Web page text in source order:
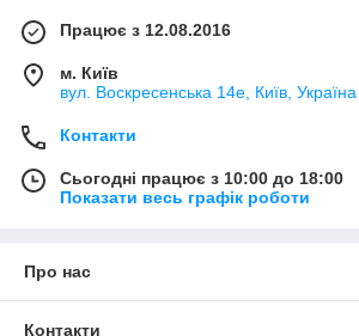
Працює з 12.08.2016
м. Київ
вул. Воскресенська 14е, Київ, Україна
Контакти
Сьогодні працює з 10:00 до 18:00
Показати весь графік роботи
Про нас
Контакти